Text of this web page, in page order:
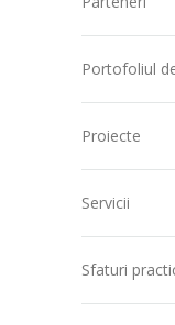
Portofoliul
Proiecte
Servicii
Sfaturi